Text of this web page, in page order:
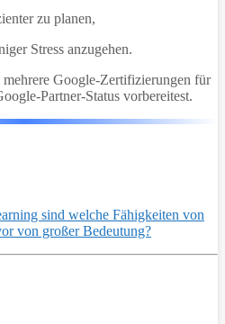
zu planen,
Stress anzugehen.
Google-Zertifizierungen für
Partner-Status vorbereitest.
sind welche Fähigkeiten von
von großer Bedeutung?